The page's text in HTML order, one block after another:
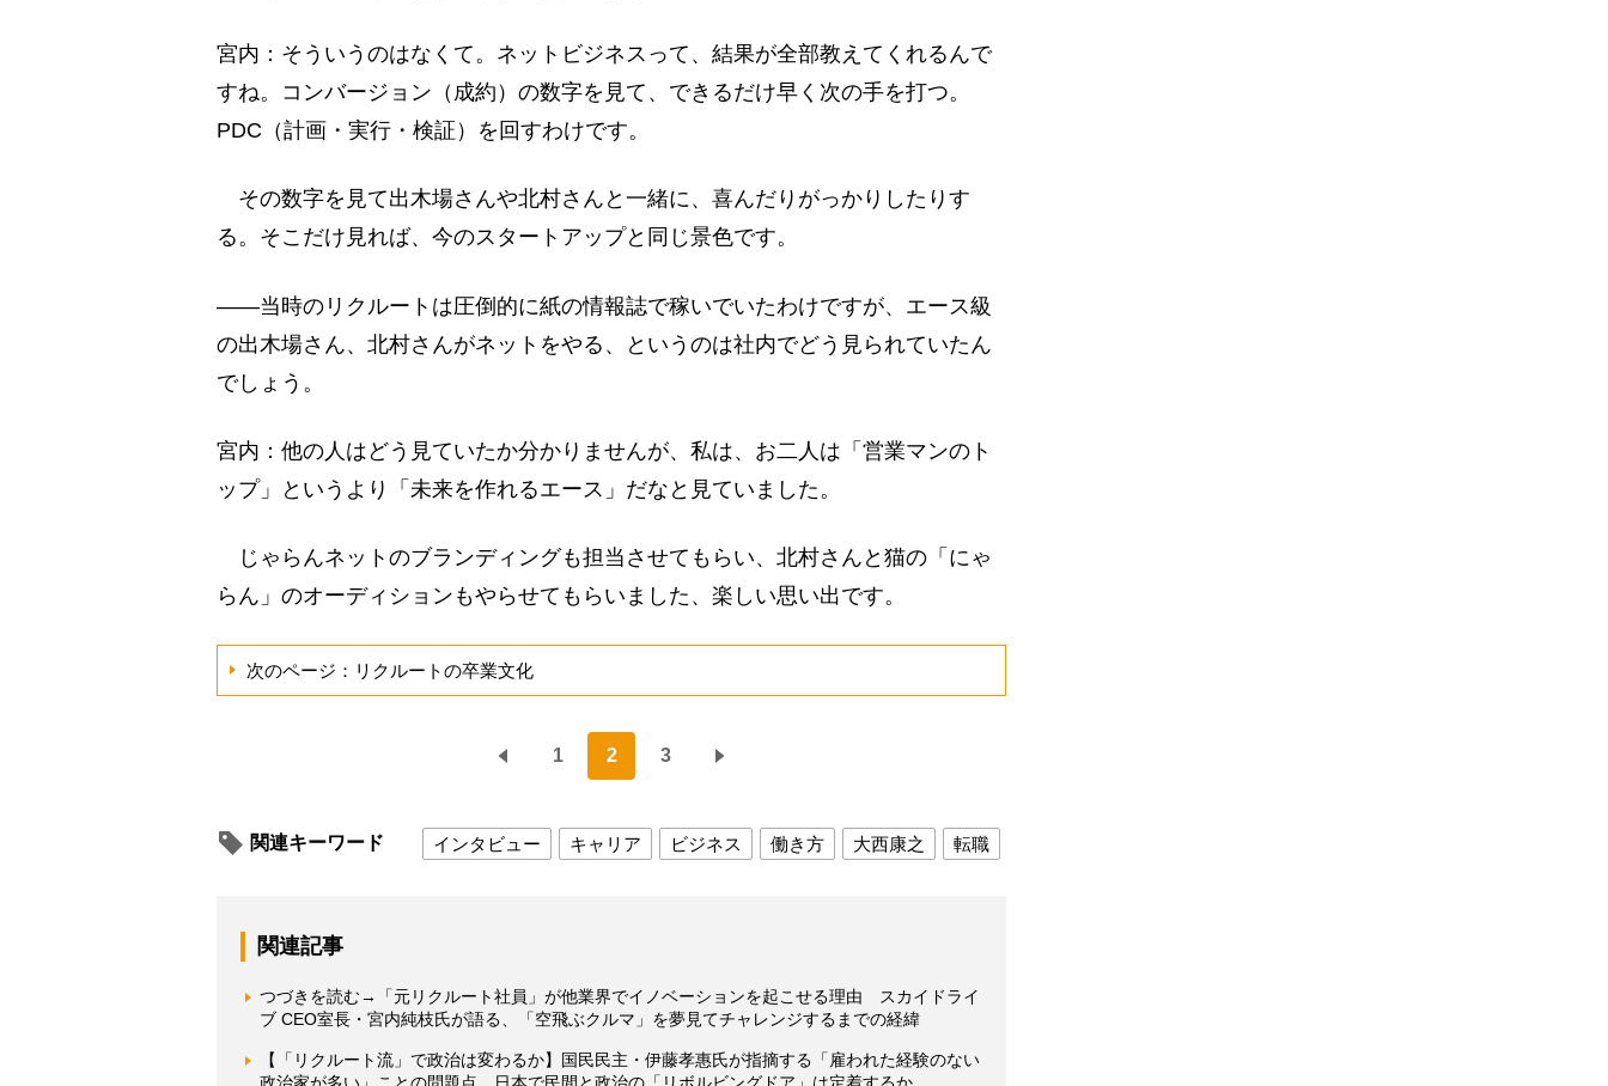
宮内：そういうのはなくて。ネットビジネスって、結果が全部教えてくれるんで
すね。コンバージョン（成約）の数字を見て、できるだけ早く次の手を打つ。
PDC（計画・実行・検証）を回すわけです。
その数字を見て出木場さんや北村さんと一緒に、喜んだりがっかりしたりす
る。そこだけ見れば、今のスタートアップと同じ景色です。
――当時のリクルートは圧倒的に紙の情報誌で稼いでいたわけですが、エース級
の出木場さん、北村さんがネットをやる、というのは社内でどう見られていたん
でしょう。
宮内：他の人はどう見ていたか分かりませんが、私は、お二人は「営業マンのト
ップ」というより「未来を作れるエース」だなと見ていました。
じゃらんネットのブランディングも担当させてもらい、北村さんと猫の「にゃ
らん」のオーディションもやらせてもらいました、楽しい思い出です。
次のページ：リクルートの卒業文化
1 2 3
関連キーワード インタビュー キャリア ビジネス 働き方 大西康之 転職
関連記事
つづきを読む→「元リクルート社員」が他業界でイノベーションを起こせる理由 スカイドライ
ブ CEO室長・宮内純枝氏が語る、「空飛ぶクルマ」を夢見てチャレンジするまでの経緯
【「リクルート流」で政治は変わるか】国民民主・伊藤孝惠氏が指摘する「雇われた経験のない